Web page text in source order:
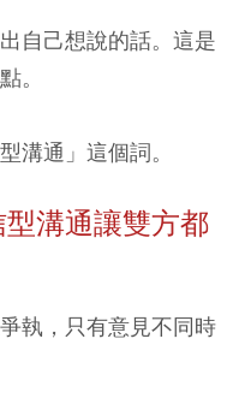
自己想說的話。這是
。
溝通」這個詞。
溝通讓雙方都
執，只有意見不同時